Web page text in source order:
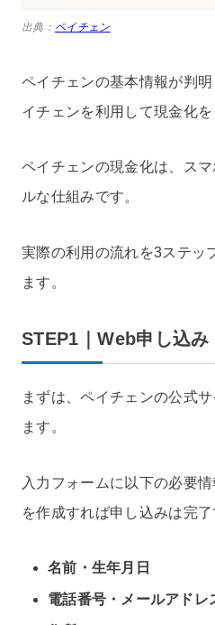
出典： ペイチェン
ペイチェンの基本情報が判
イチェンを利用して現金化を
ペイチェンの現金化は、ス
ルな仕組みです。
実際の利用の流れを3ステッ
ます。
STEP1｜Web申し込
まずは、ペイチェンの公式
ます。
入力フォームに以下の必要
を作成すれば申し込みは完了
名前・生年月日
電話番号・メールアドレ